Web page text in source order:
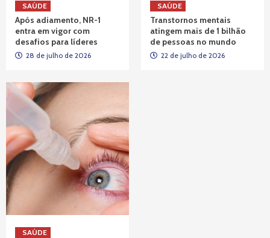
SAÚDE
Após adiamento, NR-1
entra em vigor com
desafios para líderes
28 de julho de 2026
SAÚDE
Transtornos mentais
atingem mais de 1 bilhão
de pessoas no mundo
22 de julho de 2026
SAÚDE